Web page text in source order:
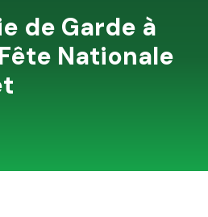
de Garde à
Fête Nationale